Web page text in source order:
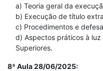
a) Teoria geral da
b) Execução de título
c) Procedimentos e
d) Aspectos práticos à
Superiores.
8ª Aula 28/06/2025: